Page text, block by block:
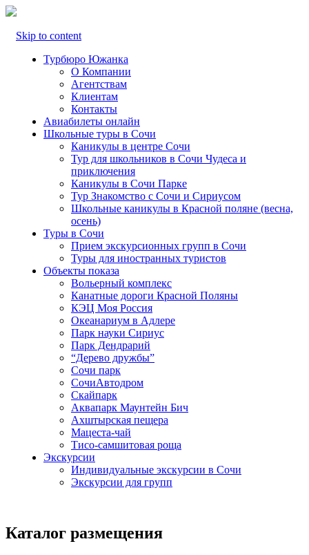
Skip to content
Турбюро Южанка
О Компании
Агентствам
Клиентам
Контакты
Авиабилеты онлайн
Школьные туры в Сочи
Каникулы в центре Сочи
Тур для школьников в Сочи Чудеса и
приключения
Каникулы в Сочи Парке
Тур Знакомство с Сочи и Сириусом
Школьные каникулы в Красной поляне (весна,
осень)
Туры в Сочи
Прием экскурсионных групп в Сочи
Туры для иностранных туристов
Объекты показа
Вольерный комплекс
Канатные дороги Красной Поляны
КЭЦ Моя Россия
Океанариум в Адлере
Парк науки Сириус
Парк Дендрарий
“Дерево дружбы”
Сочи парк
СочиАвтодром
Скайпарк
Аквапарк Маунтейн Бич
Ахштырская пещера
Мацеста-чай
Тисо-самшитовая роща
Экскурсии
Индивидуальные экскурсии в Сочи
Экскурсии для групп
Каталог размещения